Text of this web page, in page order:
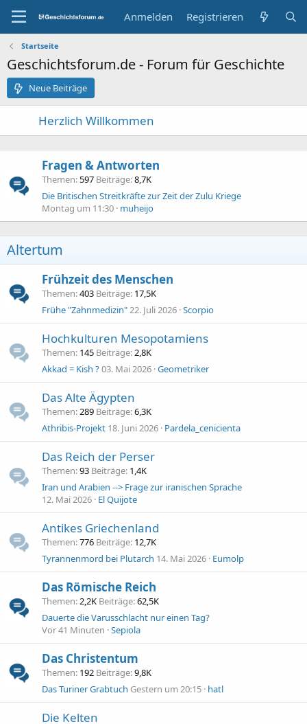
Anmelden Registrieren
Startseite
Geschichtsforum.de - Forum für Geschichte
Neue Beiträge
Herzlich Willkommen
Fragen & Antworten
Themen 597 Beiträge 8,7K
Die Britischen Streitkräfte zur Zeit der Zulu Kriege
Montag um 11:30 muheijo
Altertum
Frühzeit des Menschen
Themen 403 Beiträge 17,5K
Frühe "Zahnmedizin"22. Juli 2026 Scorpio
Hochkulturen Mesopotamiens
Themen 145 Beiträge 2,8K
Akkad = Kish ?03. Mai 2026 Geometriker
Das Alte Ägypten
Themen 289 Beiträge 6,3K
Athribis-Projekt 18. Juni 2026 Pardela_cenicienta
Das Reich der Perser
Themen 93 Beiträge 1,4K
Iran und Arabien --> Frage zur iranischen Sprache
12. Mai 2026 El Quijote
Antikes Griechenland
Themen 776 Beiträge 12,7K
Tyrannenmord bei Plutarch 14. Mai 2026 Eumolp
Das Römische Reich
Themen 2,2K Beiträge 62,5K
Dauerte die Varusschlacht nur einen Tag?
Vor 41 Minuten Sepiola
Das Christentum
Themen 192 Beiträge 9,8K
Das Turiner Grabtuch Gestern um 20:15 hatl
Die Kelten